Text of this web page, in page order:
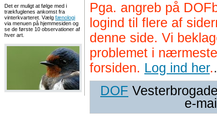
Det er muligt at følge med i
trækfuglenes ankomst fra
vinterkvarteret. Vælg fænologi
via menuen på hjemmesiden og
se de første 10 observationer af
hver art.
Pga. angreb på
logind til flere af
denne side. Vi
problemet i
forsiden. Log ind her..
DOF
e-